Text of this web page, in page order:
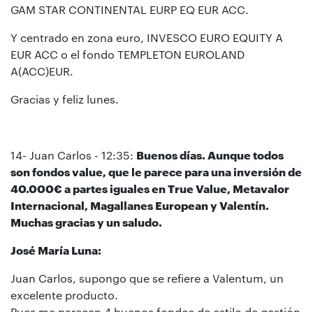
GAM STAR CONTINENTAL EURP EQ EUR ACC.
Y centrado en zona euro, INVESCO EURO EQUITY A
EUR ACC o el fondo TEMPLETON EUROLAND
A(ACC)EUR.
Gracias y feliz lunes.
14- Juan Carlos - 12:35: Buenos días. Aunque todos
son fondos value, que le parece para una inversión de
40.000€ a partes iguales en True Value, Metavalor
Internacional, Magallanes European y Valentín.
Muchas gracias y un saludo.
José María Luna:
Juan Carlos, supongo que se refiere a Valentum, un
excelente producto.